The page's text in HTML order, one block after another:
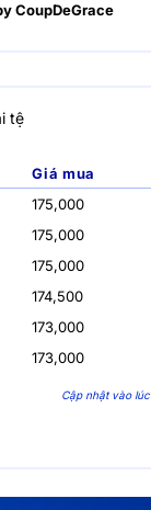
CoupDeGrace
tệ
Giá mua
175,000
175,000
175,000
174,500
173,000
173,000
Cập nhật vào lúc